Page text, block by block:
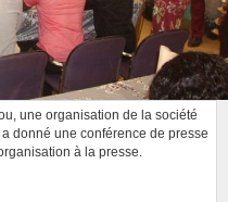
une organisation de la société
donné une conférence de presse
à la presse.